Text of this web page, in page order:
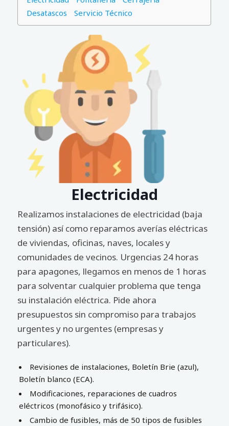
Desatascos
Servicio Técnico
Electricidad
Realizamos instalaciones de electricidad (baja
tensión) así como reparamos averías eléctricas
de viviendas, oficinas, naves, locales y
comunidades de vecinos. Urgencias 24 horas
para apagones, llegamos en menos de 1 horas
para solventar cualquier problema que tenga
su instalación eléctrica. Pide ahora
presupuestos sin compromiso para trabajos
urgentes y no urgentes (empresas y
particulares).
Revisiones de instalaciones, Boletín Brie (azul),
Boletín blanco (ECA).
Modificaciones, reparaciones de cuadros
eléctricos (monofásico y trifásico).
Cambio de fusibles, más de 50 tipos de fusibles